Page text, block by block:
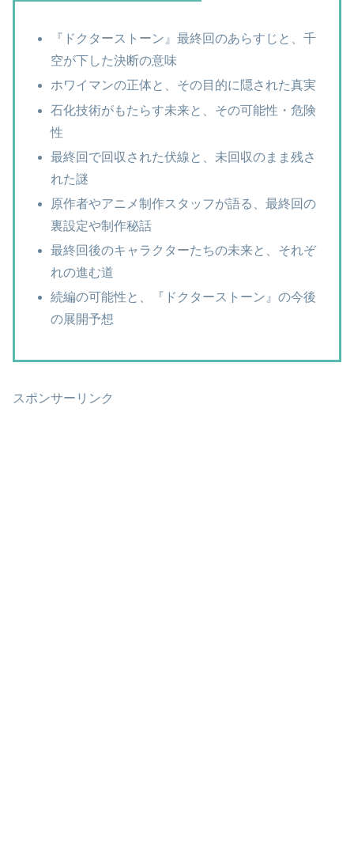
『ドクターストーン』最終回のあらすじと、千
空が下した決断の意味
ホワイマンの正体と、その目的に隠された真実
石化技術がもたらす未来と、その可能性・危険
性
最終回で回収された伏線と、未回収のまま残さ
れた謎
原作者やアニメ制作スタッフが語る、最終回の
裏設定や制作秘話
最終回後のキャラクターたちの未来と、それぞ
れの進む道
続編の可能性と、『ドクターストーン』の今後
の展開予想
スポンサーリンク